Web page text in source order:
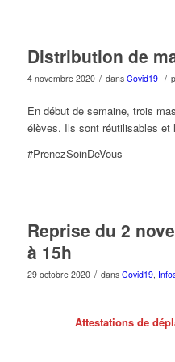
Distribution de
4 novembre 2020 / dans Covid19 /
En début de semaine, trois
élèves. Ils sont réutilisables et
#PrenezSoinDeVous
Reprise du 2
à 15h
29 octobre 2020 / dans Covid19,
Attestations de